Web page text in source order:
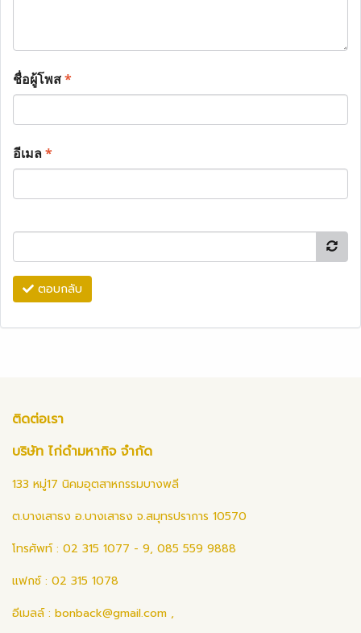
ชื่อผู้โพส*
อีเมล*
ตอบกลับ
ติดต่อเรา
บริษัท ไก่ดำมหากิจ จำกัด
133 หมู่17 นิคมอุตสาหกรรมบางพลี
ต.บางเสาธง อ.บางเสาธง จ.สมุทรปราการ 10570
โทรศัพท์ : 02 315 1077 - 9, 085 559 9888
แฟกซ์ : 02 315 1078
อีเมลล์ : bonback@gmail.com ,